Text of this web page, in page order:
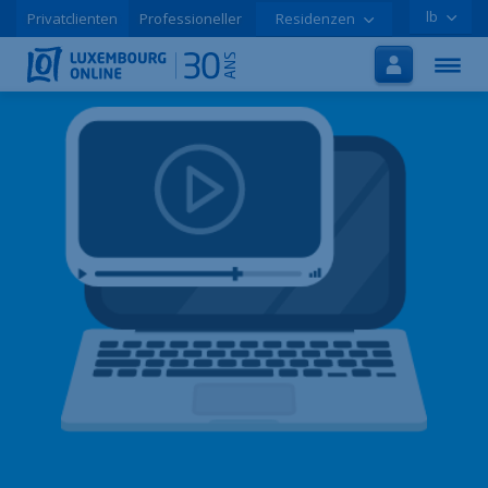
Startsäit
TV
Handy
Promoen
Online-Aschreiwung
LOLCLOUD
Privatclienten Professioneller Residenzen lb